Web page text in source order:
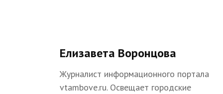
Елизавета Воронцова
Журналист информационного портала
vtambove.ru. Освещает городские